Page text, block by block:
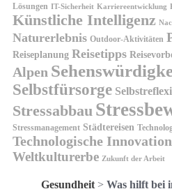
Lösungen IT-Sicherheit Karriereentwicklung
Künstliche Intelligenz
Naturerlebnis Outdoor-Aktivitäten
Reiseplanung Reisetipps
Alpen
Selbstfürsorge
Stressabbau
Stressmanagement Städtereisen
Technologische
Weltkulturerbe Zukunft der Arbeit
Gesundheit> Was hilft bei